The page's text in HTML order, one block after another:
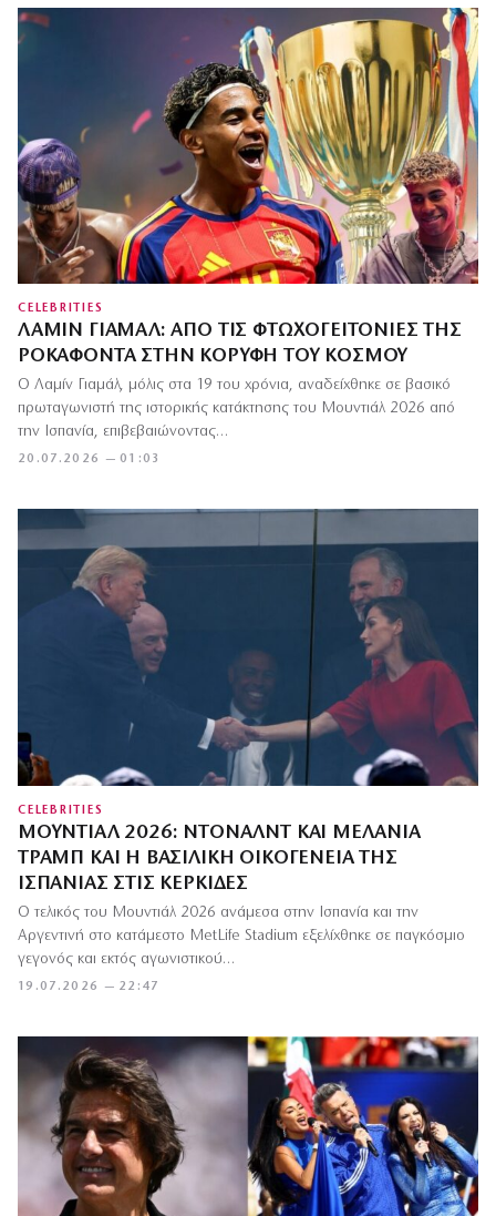
CELEBRITIES
ΛΑΜΊΝ ΓΙΑΜΆΛ: ΑΠΌ ΤΙΣ ΦΤΩΧΟΓΕΙΤΟΝΙΈΣ ΤΗΣ
ΡΟΚΑΦΌΝΤΑ ΣΤΗΝ ΚΟΡΥΦΉ ΤΟΥ ΚΌΣΜΟΥ
20.07.2026 — 01:03
Ο Λαμίν Γιαμάλ, μόλις στα 19 του χρόνια, αναδείχθηκε σε βασικό
πρωταγωνιστή της ιστορικής κατάκτησης του Μουντιάλ 2026 από
την Ισπανία, επιβεβαιώνοντας…
CELEBRITIES
ΜΟΥΝΤΙΆΛ 2026: ΝΤΌΝΑΛΝΤ ΚΑΙ ΜΕΛΆΝΙΑ
ΤΡΑΜΠ ΚΑΙ Η ΒΑΣΙΛΙΚΉ ΟΙΚΟΓΈΝΕΙΑ ΤΗΣ
ΙΣΠΑΝΊΑΣ ΣΤΙΣ ΚΕΡΚΊΔΕΣ
19.07.2026 — 22:47
Ο τελικός του Μουντιάλ 2026 ανάμεσα στην Ισπανία και την
Αργεντινή στο κατάμεστο MetLife Stadium εξελίχθηκε σε παγκόσμιο
γεγονός και εκτός αγωνιστικού…